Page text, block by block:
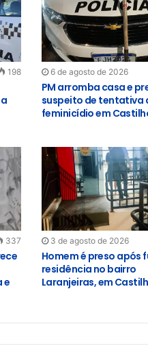
198 6 de agosto de 2026
PM arromba casa e
suspeito de tentativa
feminicídio em
337
e
3 de agosto de 2026
Homem é preso após
residência no bairro
Laranjeiras, em